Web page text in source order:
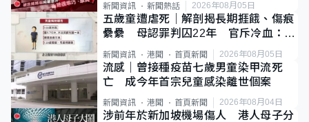
新聞資訊 新聞熱話 2026年08月05日
五歲童遭虐死｜解剖揭長期捱餓、傷痕
纍纍 母認罪判囚22年 官斥冷血：同
類案最惡劣
新聞資訊 港聞 首頁新聞 2026年08月05日
流感｜曾接種疫苗七歲男童染甲流死
亡 成今年首宗兒童感染離世個案
新聞資訊 港聞 首頁新聞 2026年08月04日
涉前年於新加坡機場傷人 港人母子分